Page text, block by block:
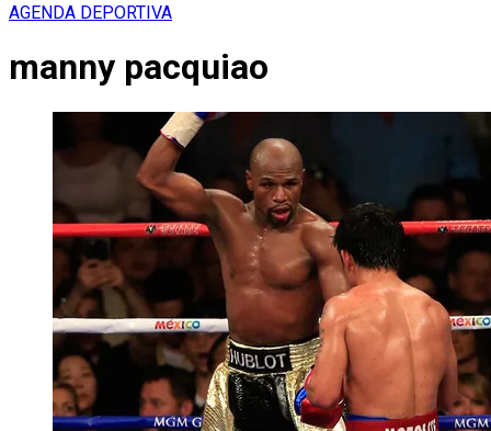
AGENDA DEPORTIVA
manny pacquiao